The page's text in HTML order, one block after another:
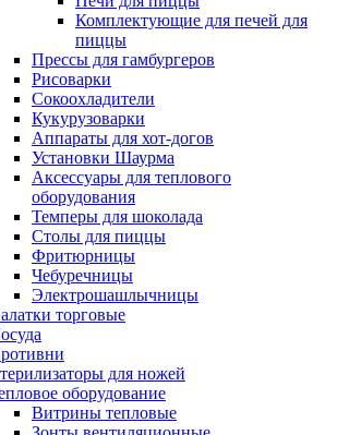
Комплектующие для печей для
пиццы
Прессы для гамбургеров
Рисоварки
Сокоохладители
Кукурузоварки
Аппараты для хот-догов
Установки Шаурма
Аксессуары для теплового
оборудования
Темперы для шоколада
Столы для пиццы
Фритюрницы
Чебуречницы
Электрошашлычницы
торговые
для ножей
оборудование
Витрины тепловые